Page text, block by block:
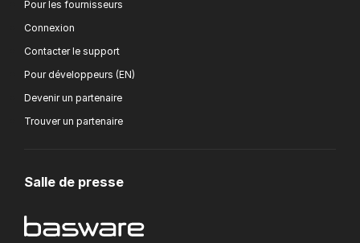
Pour les fournisseurs
Connexion
Contacter le support
Pour développeurs (EN)
Devenir un partenaire
Trouver un partenaire
Salle de presse